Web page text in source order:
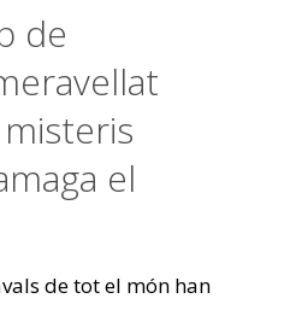
de
el
de tot el món han